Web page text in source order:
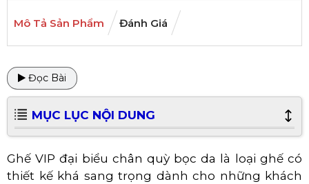
Mô Tả Sản Phẩm Đánh Giá
Đọc Bài
MỤC LỤC NỘI DUNG
Ghế VIP đại biểu chân quỳ bọc da là loại ghế có
thiết kế khá sang trọng dành cho những khách